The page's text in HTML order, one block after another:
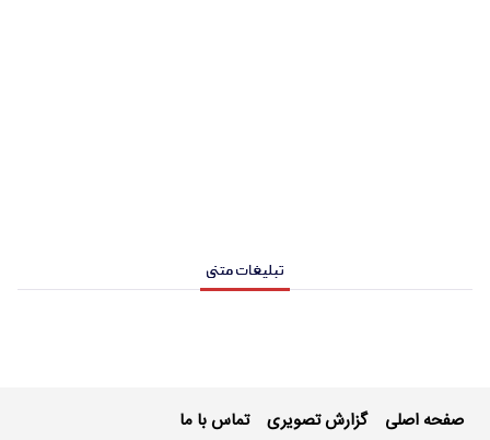
تبلیغات متنی
صفحه اصلی گزارش تصویری تماس با ما